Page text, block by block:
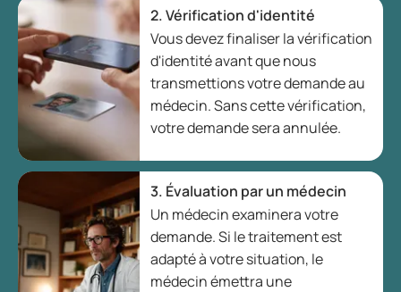
2. Vérification d'identité
Vous devez finaliser la vérification
d'identité avant que nous
transmettions votre demande au
médecin. Sans cette vérification,
votre demande sera annulée.
3. Évaluation par un médecin
Un médecin examinera votre
demande. Si le traitement est
adapté à votre situation, le
médecin émettra une